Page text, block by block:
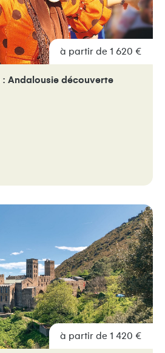
à partir de 1 620 €
: Andalousie découverte
à partir de 1 420 €